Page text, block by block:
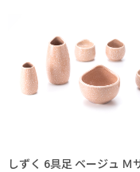
しずく 6具足 ベージュ Ｍ